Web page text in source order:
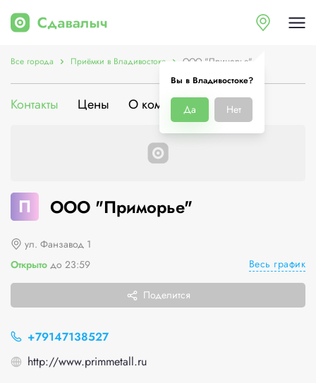
Вы в Владивостоке?
Да Нет
Все города Приёмки в Владивостоке ООО "Приморье"
Контакты Цены О компании
П ООО "Приморье"
ул. Фанзавод 1
Открыто до 23:59 Весь график
Поделится
+79147138527
http://www.primmetall.ru